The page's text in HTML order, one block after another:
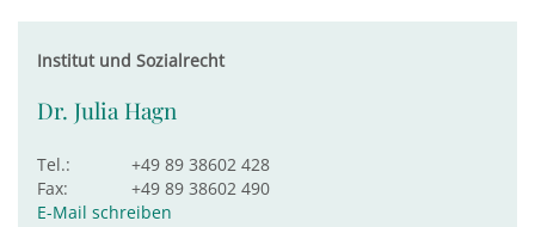
Institut und Sozialrecht
Dr. Julia Hagn
Tel.:
+49 89 38602 428
Fax:
+49 89 38602 490
E-Mail schreiben